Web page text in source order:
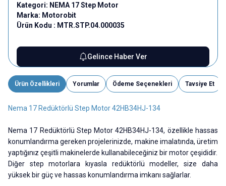
Kategori: NEMA 17 Step Motor
Marka: Motorobit
Ürün Kodu : MTR.STP.04.000035
Gelince Haber Ver
Ürün Özellikleri Yorumlar Ödeme Seçenekleri Tavsiye Et
Nema 17 Redüktörlü Step Motor 42HB34HJ-134
Nema 17 Redüktörlü Step Motor 42HB34HJ-134, özellikle hassas
konumlandırma gereken projelerinizde, makine imalatında, üretim
yaptığınız çeşitli makinelerde kullanabileceğiniz bir motor çeşididir.
Diğer step motorlara kıyasla redüktörlü modeller, size daha
yüksek bir güç ve hassas konumlandırma imkanı sağlarlar.